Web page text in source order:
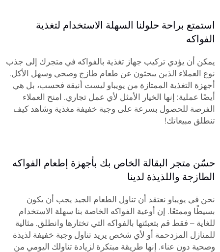
استمتع براحة حلولنا السهلة الاستخدام لتغذية
الفواكه
يمكن أن يؤدي تركيب جهاز تغذية بالفواكه في متجرك إلى جذب
نوع العملاء الذين يبحثون عن طعام طازج وصحي وسهل الأكل.
أجهزة التغذية الممتازة من يويباو ليست أنيقة فحسب، بل هي
أيضًا عملية: إنها الخيار الأمثل لأي عمل تجاري. امنح العملاء
الفرصة للحصول بسرعة على وجبة خفيفة مغذية وشاهد كيف
تنطلق مبيعاتك!
حسّن متجر البقالة الخاص بك بأجهزة إطعام الفواكه
الطازجة واللذيذة لدينا
نحن في يويباو نعتقد أن تناول الطعام الجيد يجب أن يكون
بسيطًا وممتعًا. إن أوعية الفواكه الخاصة بنا سهلة الاستخدام
للغاية – فقط قم بتعبئتها بالفواكه التي تختارها وانطلق. مثالية
للمنازل المزدحمة أو لأي شخص يريد تناول وجبة خفيفة لذيذة
وصحية دون عناء. إنها طريقة مبتكرة لزيادة تناولك اليومي من